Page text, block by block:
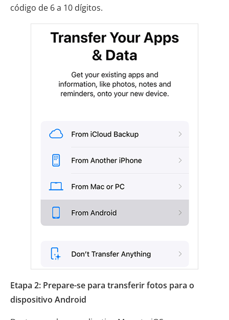
código de 6 a 10 dígitos.
Etapa 2: Prepare-se para transferir fotos para o
dispositivo Android